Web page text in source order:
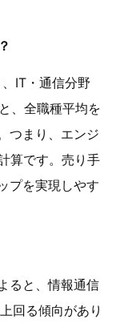
IT・通信分野
、全職種平均を
つまり、エンジ
算です。売り手
プを実現しやす
ると、情報通信
回る傾向があり